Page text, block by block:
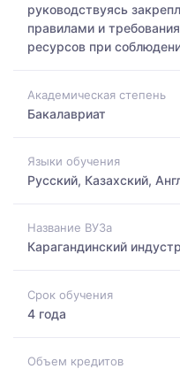
руководствуясь
правилами и
ресурсов при
Академическая степень
Бакалавриат
Языки обучения
Русский, Казахский,
Название ВУЗа
Карагандинский
Срок обучения
4 года
Объем кредитов